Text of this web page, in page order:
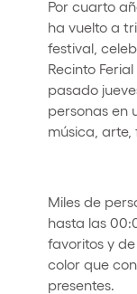
Por cuarto
ha vuelto a
festival,
Recinto
pasado
personas en
música, arte,
Miles de
hasta las
favoritos y
color que
presentes.